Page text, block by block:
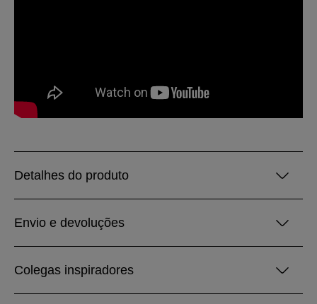
Detalhes do produto
Envio e devoluções
Colegas inspiradores